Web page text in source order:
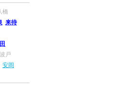
橋
来待
戸
安岡